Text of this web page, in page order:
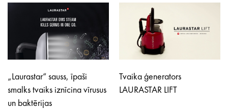
„Laurastar“ sauss, īpaši
smalks tvaiks iznīcina vīrusus
un baktērijas
Tvaika ģenerators
LAURASTAR LIFT